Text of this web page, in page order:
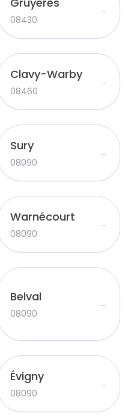
08430
→
Clavy-Warby
08460
→
Sury
08090
→
Warnécourt
08090
→
Belval
08090
→
Évigny
08090
→